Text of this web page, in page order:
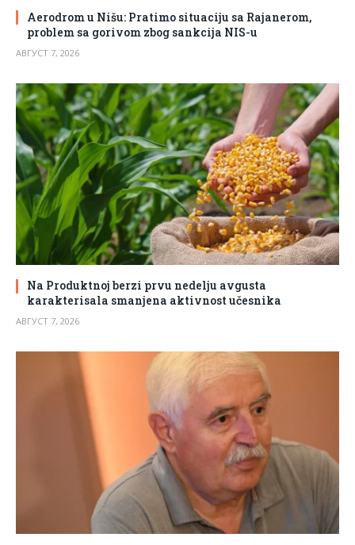
Aerodrom u Nišu: Pratimo situaciju sa Rajanerom,
problem sa gorivom zbog sankcija NIS-u
АВГУСТ 7, 2026
Na Produktnoj berzi prvu nedelju avgusta
karakterisala smanjena aktivnost učesnika
АВГУСТ 7, 2026